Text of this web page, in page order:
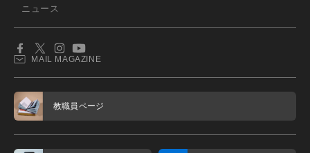
ニュース
MAIL MAGAZINE
教職員ページ